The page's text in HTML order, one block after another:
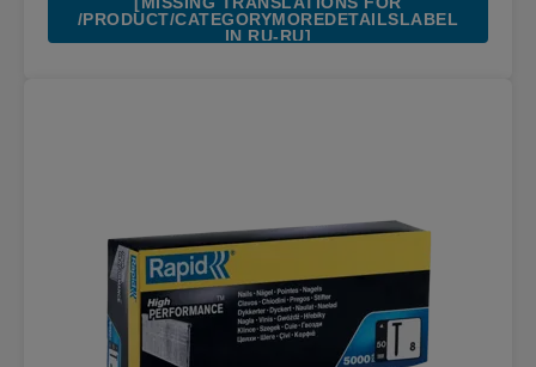
/PRODUCT/CATEGORYMOREDETAILSLABEL
IN RU-RU]